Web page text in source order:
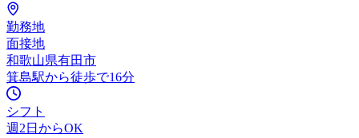
勤務地
面接地
和歌山県有田市
箕島駅から徒歩で16分
シフト
週2日からOK